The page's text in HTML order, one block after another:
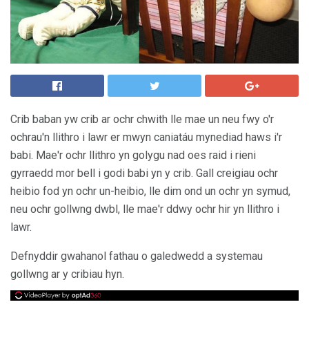
Crib baban yw crib ar ochr chwith lle mae un neu fwy o'r
ochrau'n llithro i lawr er mwyn caniatáu mynediad haws i'r
babi. Mae'r ochr llithro yn golygu nad oes raid i rieni
gyrraedd mor bell i godi babi yn y crib. Gall creigiau ochr
heibio fod yn ochr un-heibio, lle dim ond un ochr yn symud,
neu ochr gollwng dwbl, lle mae'r ddwy ochr hir yn llithro i
lawr.
Defnyddir gwahanol fathau o galedwedd a systemau
gollwng ar y cribiau hyn.